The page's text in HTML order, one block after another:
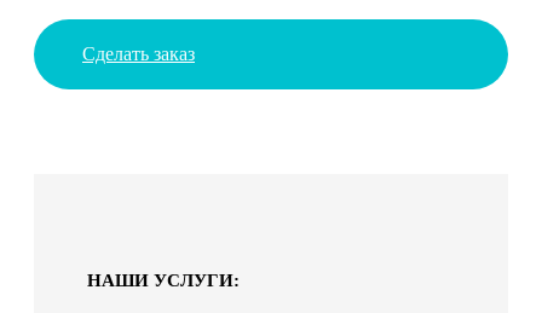
Сделать заказ
НАШИ УСЛУГИ: